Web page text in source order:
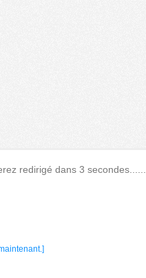
redirigé dans 3 secondes......